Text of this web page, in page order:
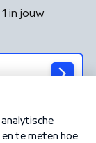
in jouw